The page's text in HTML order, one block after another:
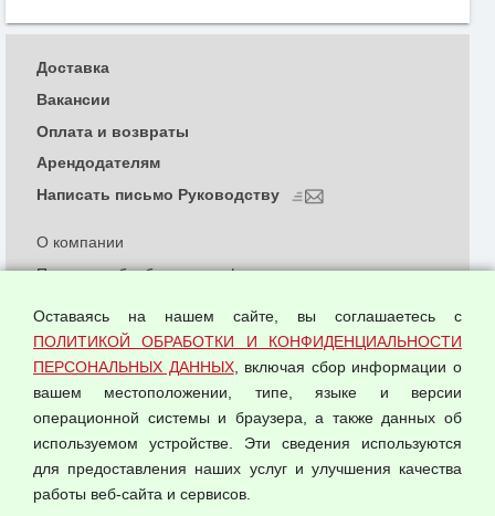
© 2026 ООО "Феникс"
О компании
Политика обработки и конфиденциальности
Согласием на обработку персональных данных
Оферта оптовой купли-продажи
Публичная оферта
Доставка
Вакансии
Оплата и возвраты
Арендодателям
Написать письмо Руководству
Оставаясь на нашем сайте, вы соглашаетесь с
ПОЛИТИКОЙ ОБРАБОТКИ И КОНФИДЕНЦИАЛЬНОСТИ
ПЕРСОНАЛЬНЫХ ДАННЫХ, включая сбор информации о
вашем местоположении, типе, языке и версии
операционной системы и браузера, а также данных об
используемом устройстве. Эти сведения используются
для предоставления наших услуг и улучшения качества
работы веб-сайта и сервисов.